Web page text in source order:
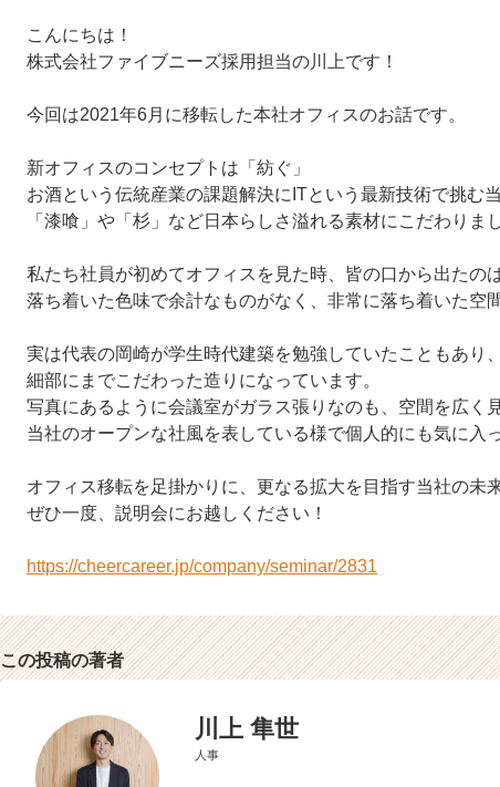
こんにちは！
株式会社ファイブニーズ採用担当の川上です！
今回は2021年6月に移転した本社オフィスのお話です。
新オフィスのコンセプトは「紡ぐ」
お酒という伝統産業の課題解決にITという最新技術で挑む
「漆喰」や「杉」など日本らしさ溢れる素材にこだわりまし
私たち社員が初めてオフィスを見た時、皆の口から出たの
落ち着いた色味で余計なものがなく、非常に落ち着いた空
実は代表の岡崎が学生時代建築を勉強していたこともあり、
細部にまでこだわった造りになっています。
写真にあるように会議室がガラス張りなのも、空間を広く
当社のオープンな社風を表している様で個人的にも気に入
オフィス移転を足掛かりに、更なる拡大を目指す当社の未
ぜひ一度、説明会にお越しください！
https://cheercareer.jp/company/seminar/2831
この投稿の著者
川上 隼世
人事